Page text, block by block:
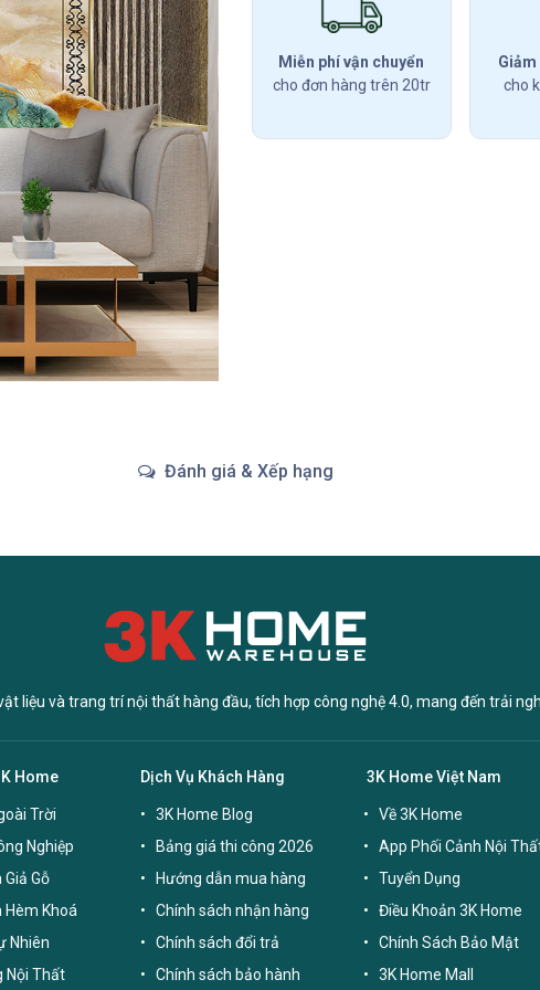
Miễn phí vận chuyển
cho đơn hàng trên 20tr
cho
Đánh giá & Xếp hạng
liệu và trang trí nội thất hàng đầu, tích hợp công nghệ 4.0, mang đến trải
Home
Trời
Nghiệp
Gỗ
Hèm Khoá
Nhiên
Nội Thất
Dịch Vụ Khách Hàng
3K Home Blog
Bảng giá thi công 2026
Hướng dẫn mua hàng
Chính sách nhận hàng
Chính sách đổi trả
Chính sách bảo hành
3K Home Việt Nam
Về 3K Home
App Phối Cảnh Nội
Tuyển Dụng
Điều Khoản 3K Home
Chính Sách Bảo Mật
3K Home Mall